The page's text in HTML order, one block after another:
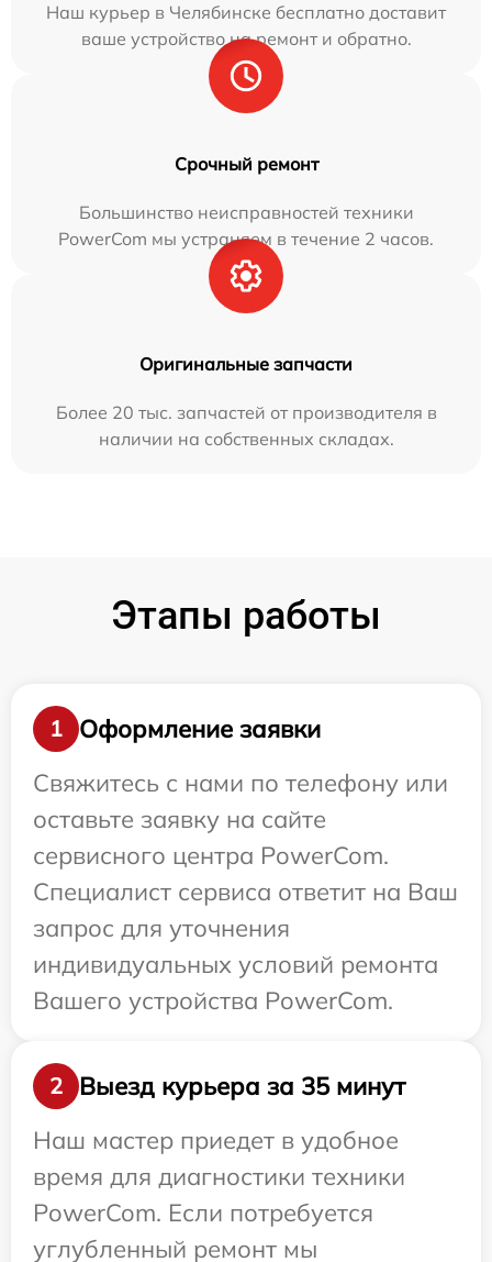
Наш курьер в Челябинске бесплатно доставит
ваше устройство на ремонт и обратно.
Срочный ремонт
Большинство неисправностей техники
PowerCom мы устраняем в течение 2 часов.
Оригинальные запчасти
Более 20 тыс. запчастей от производителя в
наличии на собственных складах.
Этапы работы
1
Оформление заявки
Свяжитесь с нами по телефону или
оставьте заявку на сайте
сервисного центра PowerCom.
Специалист сервиса ответит на Ваш
запрос для уточнения
индивидуальных условий ремонта
Вашего устройства PowerCom.
2
Выезд курьера за 35 минут
Наш мастер приедет в удобное
время для диагностики техники
PowerCom. Если потребуется
углубленный ремонт мы